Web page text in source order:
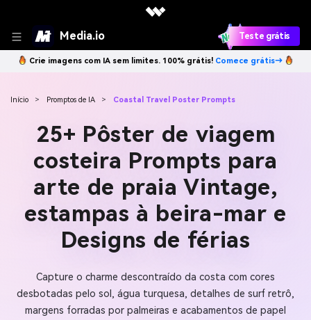
Media.io Teste grátis
Crie imagens com IA sem limites. 100% grátis! Comece grátis→
Início > Promptos de IA > Coastal Travel Poster Prompts
25+ Pôster de viagem
costeira Prompts para
arte de praia Vintage,
estampas à beira-mar e
Designs de férias
Capture o charme descontraído da costa com cores
desbotadas pelo sol, água turquesa, detalhes de surf retrô,
margens forradas por palmeiras e acabamentos de papel